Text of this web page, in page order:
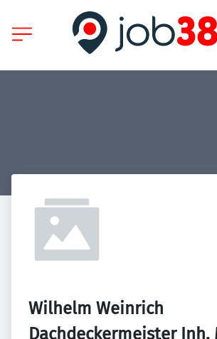
Wilhelm Weinrich
Dachdeckermeister Inh.